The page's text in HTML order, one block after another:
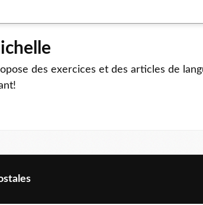
des exercices et des articles de